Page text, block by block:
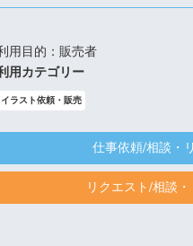
用目的：販売者
用カテゴリー
イラスト依頼・販売
仕事依頼/相談・
リクエスト/相談